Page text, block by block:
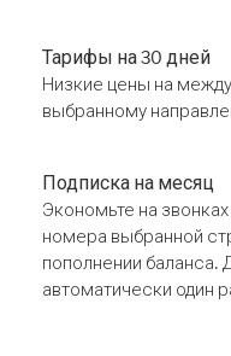
Тарифы на 30 дней
Низкие цены на
выбранному
Подписка на месяц
Экономьте на
номера выбранной
пополнении баланса.
автоматически один